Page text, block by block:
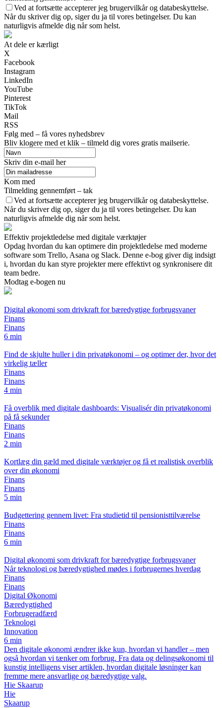
Ved at fortsætte accepterer jeg brugervilkår og databeskyttelse.
Når du skriver dig op, siger du ja til vores betingelser. Du kan
naturligvis afmelde dig når som helst.
At dele er kærligt
X
Facebook
Instagram
LinkedIn
YouTube
Pinterest
TikTok
Mail
RSS
Følg med – få vores nyhedsbrev
Bliv klogere med et klik – tilmeld dig vores gratis mailserie.
Skriv din e-mail her
Kom med
Tilmelding gennemført – tak
Ved at fortsætte accepterer jeg brugervilkår og databeskyttelse.
Når du skriver dig op, siger du ja til vores betingelser. Du kan
naturligvis afmelde dig når som helst.
Effektiv projektledelse med digitale værktøjer
Opdag hvordan du kan optimere din projektledelse med moderne
software som Trello, Asana og Slack. Denne e-bog giver dig indsigt
i, hvordan du kan styre projekter mere effektivt og synkronisere dit
team bedre.
Modtag e-bogen nu
Digital økonomi som drivkraft for bæredygtige forbrugsvaner
Finans
Finans
6 min
Find de skjulte huller i din privatøkonomi – og optimer der, hvor det
virkelig tæller
Finans
Finans
4 min
Få overblik med digitale dashboards: Visualisér din privatøkonomi
på få sekunder
Finans
Finans
2 min
Kortlæg din gæld med digitale værktøjer og få et realistisk overblik
over din økonomi
Finans
Finans
5 min
Budgettering gennem livet: Fra studietid til pensionisttilværelse
Finans
Finans
6 min
Digital økonomi som drivkraft for bæredygtige forbrugsvaner
Når teknologi og bæredygtighed mødes i forbrugernes hverdag
Finans
Finans
Digital Økonomi
Bæredygtighed
Forbrugeradfærd
Teknologi
Innovation
6 min
Den digitale økonomi ændrer ikke kun, hvordan vi handler – men
også hvordan vi tænker om forbrug. Fra data og delingsøkonomi til
kunstig intelligens viser artiklen, hvordan digitale løsninger kan
fremme mere ansvarlige og bæredygtige valg.
Hie Skaarup
Hie
Skaarup